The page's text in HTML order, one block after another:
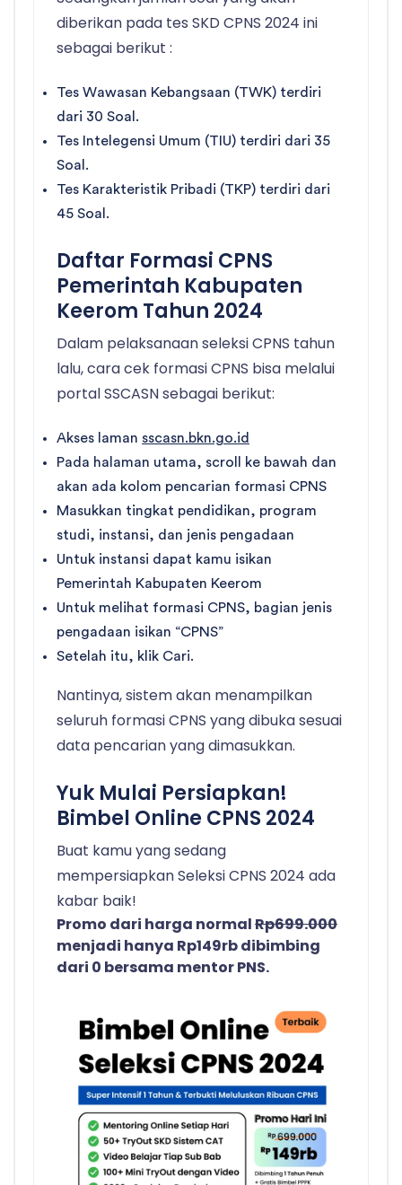
diberikan pada tes SKD CPNS 2024 ini
sebagai berikut :
Tes Wawasan Kebangsaan (TWK) terdiri
dari 30 Soal.
Tes Intelegensi Umum (TIU) terdiri dari 35
Soal.
Tes Karakteristik Pribadi (TKP) terdiri dari
45 Soal.
Daftar Formasi CPNS
Pemerintah Kabupaten
Keerom Tahun 2024
Dalam pelaksanaan seleksi CPNS tahun
lalu, cara cek formasi CPNS bisa melalui
portal SSCASN sebagai berikut:
Akses laman sscasn.bkn.go.id
Pada halaman utama, scroll ke bawah dan
akan ada kolom pencarian formasi CPNS
Masukkan tingkat pendidikan, program
studi, instansi, dan jenis pengadaan
Untuk instansi dapat kamu isikan
Pemerintah Kabupaten Keerom
Untuk melihat formasi CPNS, bagian jenis
pengadaan isikan “CPNS”
Setelah itu, klik Cari.
Nantinya, sistem akan menampilkan
seluruh formasi CPNS yang dibuka sesuai
data pencarian yang dimasukkan.
Yuk Mulai Persiapkan!
Bimbel Online CPNS 2024
Buat kamu yang sedang
mempersiapkan Seleksi CPNS 2024 ada
kabar baik!
Promo dari harga normalRp699.000
menjadi hanya Rp149rb dibimbing
dari 0 bersama mentor PNS.